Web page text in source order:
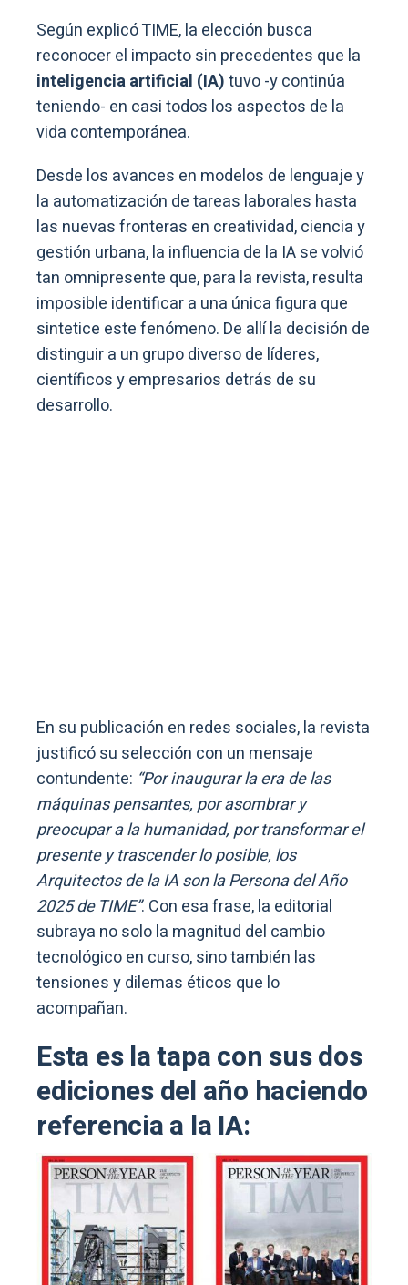
Según explicó TIME, la elección busca
reconocer el impacto sin precedentes que la
inteligencia artificial (IA)tuvo -y continúa
teniendo- en casi todos los aspectos de la
vida contemporánea.
Desde los avances en modelos de lenguaje y
la automatización de tareas laborales hasta
las nuevas fronteras en creatividad, ciencia y
gestión urbana, la influencia de la IA se volvió
tan omnipresente que, para la revista, resulta
imposible identificar a una única figura que
sintetice este fenómeno. De allí la decisión de
distinguir a un grupo diverso de líderes,
científicos y empresarios detrás de su
desarrollo.
En su publicación en redes sociales, la revista
justificó su selección con un mensaje
contundente: “Por inaugurar la era de las
máquinas pensantes, por asombrar y
preocupar a la humanidad, por transformar el
presente y trascender lo posible, los
Arquitectos de la IA son la Persona del Año
2025 de TIME”. Con esa frase, la editorial
subraya no solo la magnitud del cambio
tecnológico en curso, sino también las
tensiones y dilemas éticos que lo
acompañan.
Esta es la tapa con sus dos
ediciones del año haciendo
referencia a la IA: